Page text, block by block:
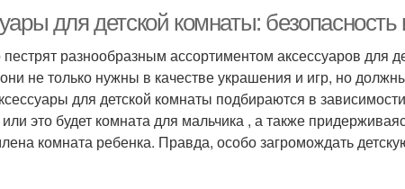
для детской комнаты:
разнообразным ассортиментом аксессуаров для
они не только нужны в качестве украшения и игр, но
для детской комнаты подбираются в
это будет комната для мальчика , а также
комната ребенка. Правда, особо загромождать